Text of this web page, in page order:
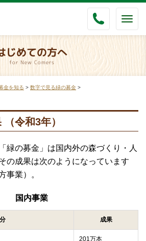
じめての方へ
for New Comers
金を知る > 数字で見る緑の募金 >
令和3年）
緑の募金」は国内外の森づくり・人
の成果は次のようになっています
事業）。
国内事業
成果
201万本